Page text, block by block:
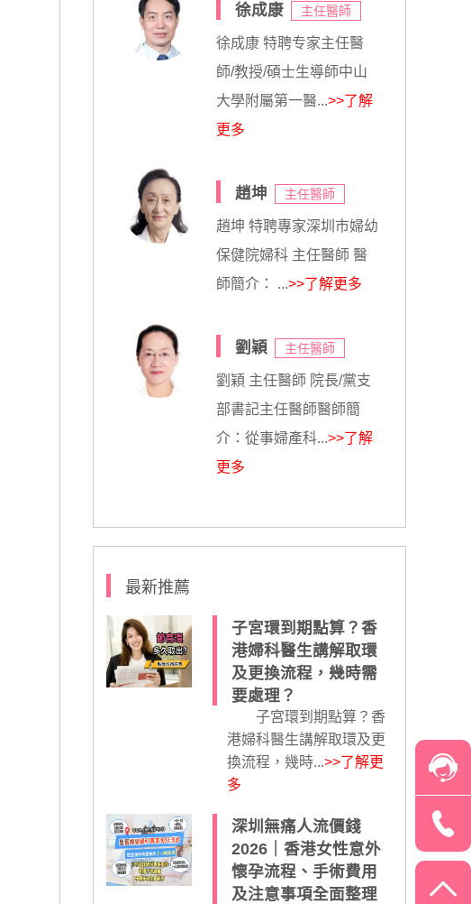
徐成康 主任醫師
徐成康 特聘专家主任醫
師/教授/碩士生導師中山
大學附屬第一醫...>>了解
更多
趙坤 主任醫師
趙坤 特聘專家深圳市婦幼
保健院婦科 主任醫師 醫
師簡介： ...>>了解更多
劉穎 主任醫師
劉穎 主任醫師 院長/黨支
部書記主任醫師醫師簡
介：從事婦產科...>>了解
更多
最新推薦
子宮環到期點算？香
港婦科醫生講解取環
及更換流程，幾時需
要處理？
子宮環到期點算？香
港婦科醫生講解取環及更
換流程，幾時...>>了解更
多
深圳無痛人流價錢
2026｜香港女性意外
懷孕流程、手術費用
及注意事項全面整理